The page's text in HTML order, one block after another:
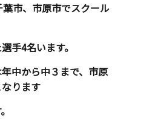
市、市原市でスクール
手4名います。
中から中３まで、市原
ります